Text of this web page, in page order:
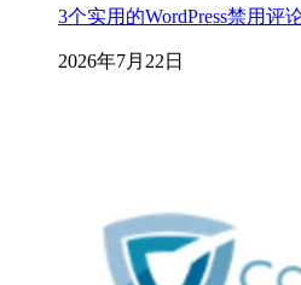
3个实用的WordPress禁用评
2026年7月22日